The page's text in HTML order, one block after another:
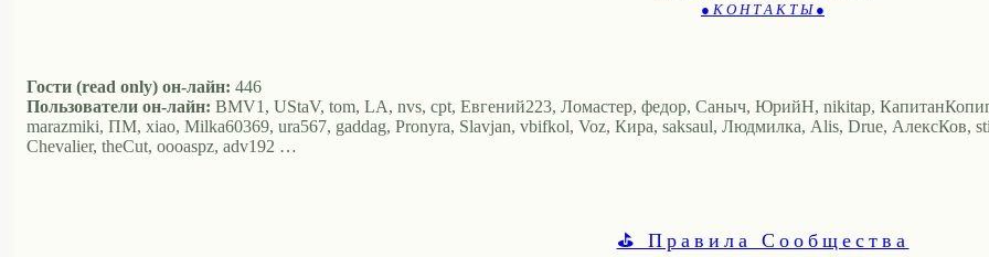
● К О Н Т А К Т Ы ●
Гости (read only) он-лайн: 446
Пользователи он-лайн: BMV1, UStaV, tom, LA, nvs, cpt, Евгений223, Ломастер, федор, Саныч, ЮрийН, nikitap,
marazmiki, ПМ, xiao, Milka60369, ura567, gaddag, Pronyra, Slavjan, vbifkol, Voz, Кира, saksaul, Людмилка, Alis, Drue, АлексКов,
Chevalier, theCut, oooaspz, adv192 …
⛳ Правила Сообщества